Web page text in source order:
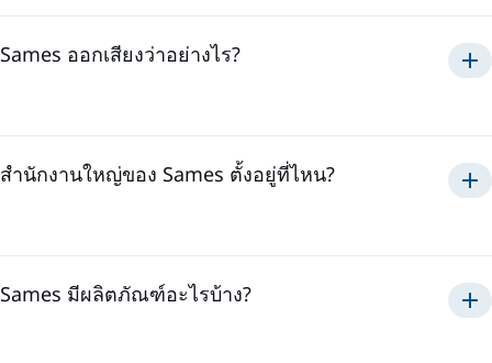
Sames
Sames ออกเสียงว่าอย่างไร?
สำนักงานใหญ่ของ Sames ตั้งอยู่ที่ไหน?
และประสานงานกิจกรรมต่างๆ เพื่อมอบโซลูชันที่ดีที่สุดให้กับ
Sames มีผลิตภัณฑ์อะไรบ้าง?